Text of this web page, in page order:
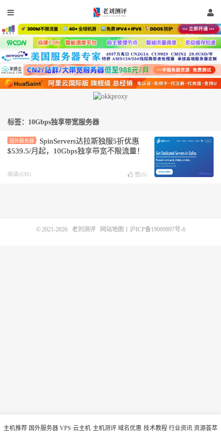
标签：10Gbps独享带宽服务器
国外服务器
SpinServers达拉斯独服5折优惠
$539.5/月起，10Gbps独享带宽不限流量！
阅读(630) 赞(0)
主机推荐 国外服务器 VPS·云主机 主机测评 域名优惠 技术教程 行业资讯 资源荟萃
© 2021-2026 老刘测评 网站地图 沪ICP备19009897号-6